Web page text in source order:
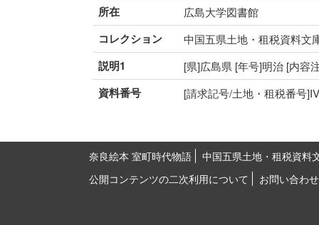
所在 広島大学図書館
コレクション 中国五県土地・租税資料文
説明1 [県]広島県 [年号]明治 [内容
資料番号 [請求記号/土地・租税番号
奈良絵本 室町時代物語
中国五県土地・租税資料
公開コンテンツの二次利用について
お問い合わせ